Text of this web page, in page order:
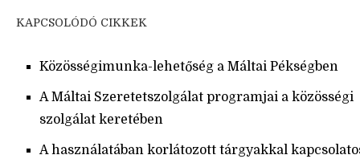
KAPCSOLÓDÓ CIKKEK
Közösségimunka-lehetőség a Máltai Pékségben
A Máltai Szeretetszolgálat programjai a közösségi
szolgálat keretében
A használatában korlátozott tárgyakkal